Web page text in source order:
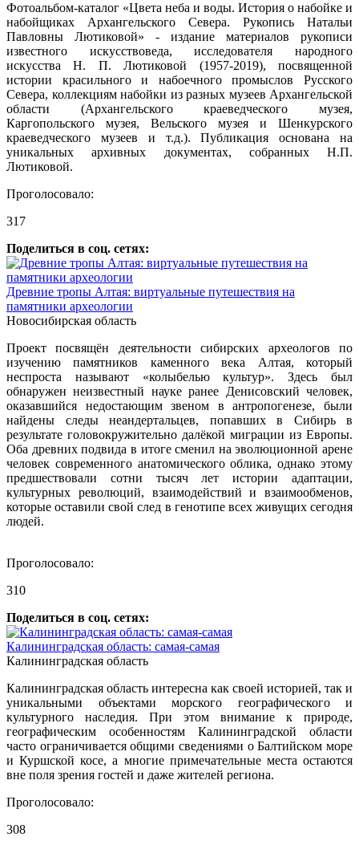
Фотоальбом-каталог «Цвета неба и воды. История о набойке и
набойщиках Архангельского Севера. Рукопись Натальи
Павловны Лютиковой» - издание материалов рукописи
известного искусствоведа, исследователя народного
искусства Н. П. Лютиковой (1957-2019), посвященной
истории красильного и набоечного промыслов Русского
Севера, коллекциям набойки из разных музеев Архангельской
области (Архангельского краеведческого музея,
Каргопольского музея, Вельского музея и Шенкурского
краеведческого музеев и т.д.). Публикация основана на
уникальных архивных документах, собранных Н.П.
Лютиковой.
Проголосовало:
317
Поделиться в соц. сетях:
Древние тропы Алтая: виртуальные путешествия на
памятники археологии
Новосибирская область
Проект посвящён деятельности сибирских археологов по
изучению памятников каменного века Алтая, который
неспроста называют «колыбелью культур». Здесь был
обнаружен неизвестный науке ранее Денисовский человек,
оказавшийся недостающим звеном в антропогенезе, были
найдены следы неандертальцев, попавших в Сибирь в
результате головокружительно далёкой миграции из Европы.
Оба древних подвида в итоге сменил на эволюционной арене
человек современного анатомического облика, однако этому
предшествовали сотни тысяч лет истории адаптации,
культурных революций, взаимодействий и взаимообменов,
которые оставили свой след в генотипе всех живущих сегодня
людей.
Проголосовало:
310
Поделиться в соц. сетях:
Калининградская область: самая-самая
Калининградская область
Калининградская область интересна как своей историей, так и
уникальными объектами морского географического и
культурного наследия. При этом внимание к природе,
географическим особенностям Калининградской области
часто ограничивается общими сведениями о Балтийском море
и Куршской косе, а многие примечательные места остаются
вне поля зрения гостей и даже жителей региона.
Проголосовало:
308